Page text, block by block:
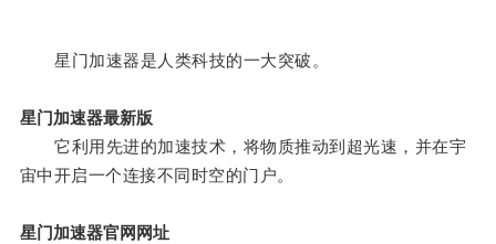
星门加速器是人类科技的一大突破。
星门加速器最新版
它利用先进的加速技术，将物质推动到超光速，并在宇
宙中开启一个连接不同时空的门户。
星门加速器官网网址